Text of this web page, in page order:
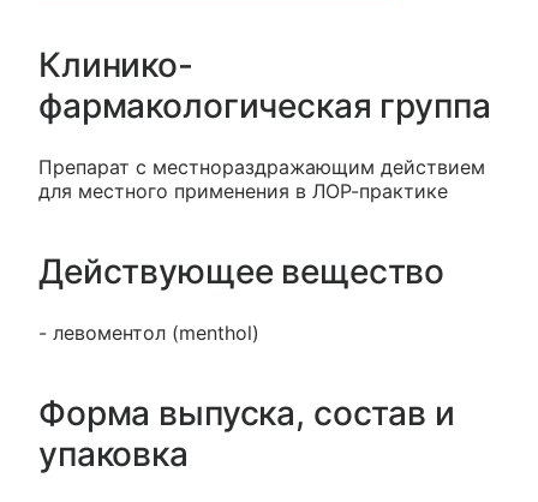
Клинико-
фармакологическая группа
Препарат с местнораздражающим действием
для местного применения в ЛОР-практике
Действующее вещество
- левоментол (menthol)
Форма выпуска, состав и
упаковка